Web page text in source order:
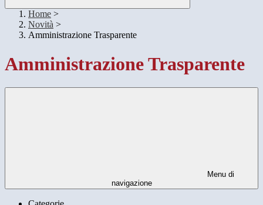
Home >
Novità >
Amministrazione Trasparente
Amministrazione Trasparente
Menu di
navigazione